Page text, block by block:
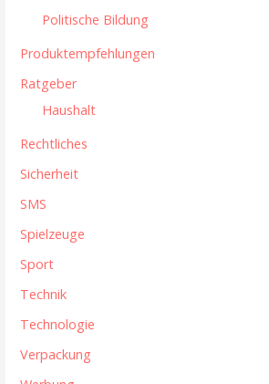
Politische Bildung
Produktempfehlungen
Ratgeber
Haushalt
Rechtliches
Sicherheit
SMS
Spielzeuge
Sport
Technik
Technologie
Verpackung